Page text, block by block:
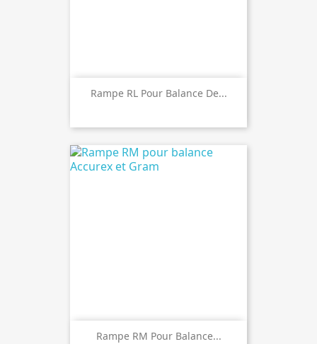
Rampe RL Pour Balance De...
Rampe RM Pour Balance...